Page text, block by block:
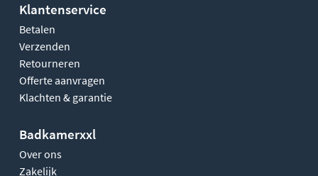
Klantenservice
Betalen
Verzenden
Retourneren
Offerte aanvragen
Klachten & garantie
Badkamerxxl
Over ons
Zakelijk